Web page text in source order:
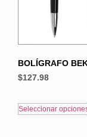
BOLÍGRAFO
$127.98
Seleccionar